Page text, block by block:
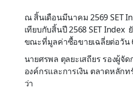
ณ สิ้นเดือนมีนาคม 2569SET
เทียบกับสิ้นปี2568SET Index
ขณะที่มูลค่าซื้อขายเฉลี่ยต่อวัน
นายศรพล ตุลยะเสถียร รองผู้จั
องค์กรและการเงิน ตลาดหลัก
ว่า